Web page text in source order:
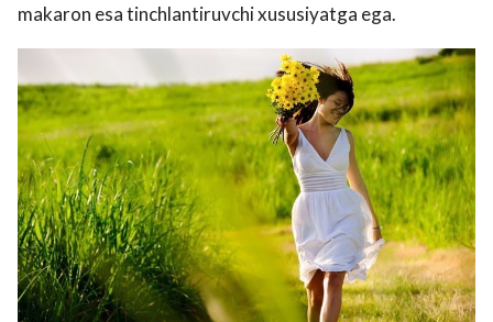
makaron esa tinchlantiruvchi xususiyatga ega.